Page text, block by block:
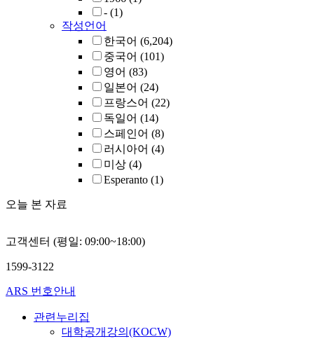
- (1)
작성언어
한국어 (6,204)
중국어 (101)
영어 (83)
일본어 (24)
프랑스어 (22)
독일어 (14)
스페인어 (8)
러시아어 (4)
미상 (4)
Esperanto (1)
오늘 본 자료
고객센터 (평일: 09:00~18:00)
1599-3122
ARS 번호안내
관련누리집
대학공개강의(KOCW)